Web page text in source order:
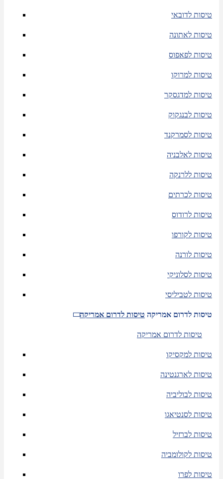
טיסות לדובאי
טיסות לאתונה
טיסות לפאפוס
טיסות למרוקו
טיסות למדגסקר
טיסות לבנגקוק
טיסות לסמרקנד
טיסות לאלבניה
טיסות ללרנקה
טיסות לכרתים
טיסות לרודוס
טיסות לקורפו
טיסות לורנה
טיסות לסלוניקי
טיסות לטביליסי
טיסות לדרום אמריקה טיסות לדרום אמריקה
טיסות לדרום אמריקה
טיסות למקסיקו
טיסות לארגנטינה
טיסות לבוליביה
טיסות לסנטיאגו
טיסות לברזיל
טיסות לקולומביה
טיסות לפרו